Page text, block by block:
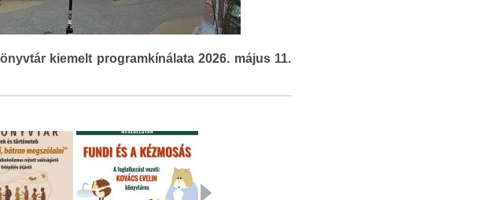
kiemelt programkínálata 2026. május 11.